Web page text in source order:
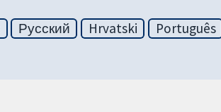
Русский Hrvatski Português